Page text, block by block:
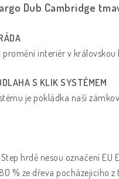
Dub Cambridge
interiér v královskou
S KLIK SYSTÉMEM
je pokládka naší
hrdě nesou označení EU
% ze dřeva pocházejícího